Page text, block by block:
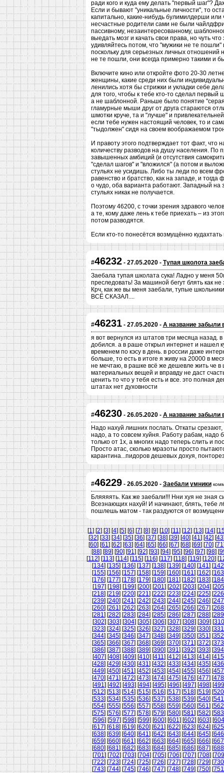
ради кого и куда ему делать "первый шаг"?
Если и бывают "уникальные личности", то
капитально, какие-нибудь булимилдерши
несчастные родители сами не были
пассивному, незаинтересованному,
выедать мозг и качать свои права, но чуть
удивляйтесь потом, что "мужики не те пошли"
поскольку для серьезных личных
не те пошли, они всегда примерно такими и
Включите кино или откройте фото 20-30
женщины, какие среди них были
ленились хотя бы стрижки и укладки себе
для того, чтобы к тебе кто-то сделал первый
а не шаблонной. Раньше было понятие
гламурные мыши друг от друга стараются
шмотки круче, та и "лучше" и
если тебе нужен настоящий человек, то и
"тыдолжен" сидя на своем воображаемом
И правоту этого подтверждает тот факт,
количеству разводов на душу населения. По
завышенных амбиций (и отсутствия
"сделал шагов" и "вложился" (а потом и
стульях не усидишь. Либо ты леди по всем
равенство и братство, как на западе, и
о чудо, оба варианта работают. Западный на
стульях никак не получается.
Поэтому 46200, с точки зрения здравого
а те, кому даже лень к тебе приехать – из
потом разводятся.
Если кто-то понесётся возмущённо
#46232- 27.05.2020 - Тупая школота
Заебала тупая школата сука! Ладно у меня
преследовать! За машиной бегут блять как
Крч, как же вы меня заебали, тупые
ВСЁ СКАЗАЛ....
#46231- 27.05.2020 - А название забыли
я вот вернулся из штатов три месяца назад.
добился. а в раше открыл интернет и нашел
временем по кэсу в день. в россии даже
больше, то есть в итоге я живу на 20000 в
не мечтаю, в рашке всё же дешевле жить че в
материальных вещей и вправду не даст
ценить то что у тебя есть и все. это полная
штатах нет духовности
#46230- 26.05.2020 - А название забыли
Надо нахуй лишних послать. Откаты срезают,
надо, а то совсем хуйня. Работу рабам, надо
только от 1х, а многих надо теперь слить и
Просто атас, сколько мразоты просто
карантина...пидоров дешевых дохуя,
#46229- 26.05.2020 - Заебали умники
Бляяяять. Как же заебали!!! Нни хуя не зная
Всезнающих нахуй! И начинают, блять, тебе
пошлешь матом - так раздуются от
[1] [2] [3] [4] [5] [6] [7] [8] [9] [10] [11] [12] [13] [14] [
[32] [33] [34] [35] [36] [37] [38] [39] [40] [41] [42] [43
[60] [61] [62] [63] [64] [65] [66] [67] [68] [69] [70] [71
[88] [89] [90] [91] [92] [93] [94] [95] [96] [97] [98] [
[112] [113] [114] [115] [116] [117] [118] [119] [120] [
[134] [135] [136] [137] [138] [139] [140] [141] [142
[155] [156] [157] [158] [159] [160] [161] [162] [163
[176] [177] [178] [179] [180] [181] [182] [183] [184
[197] [198] [199] [200] [201] [202] [203] [204] [205
[218] [219] [220] [221] [222] [223] [224] [225] [226
[239] [240] [241] [242] [243] [244] [245] [246] [247
[260] [261] [262] [263] [264] [265] [266] [267] [268
[281] [282] [283] [284] [285] [286] [287] [288] [289
[302] [303] [304] [305] [306] [307] [308] [309] [310
[323] [324] [325] [326] [327] [328] [329] [330] [331
[344] [345] [346] [347] [348] [349] [350] [351] [352
[365] [366] [367] [368] [369] [370] [371] [372] [373
[386] [387] [388] [389] [390] [391] [392] [393] [394
[407] [408] [409] [410] [411] [412] [413] [414] [415
[428] [429] [430] [431] [432] [433] [434] [435] [436
[449] [450] [451] [452] [453] [454] [455] [456] [457
[470] [471] [472] [473] [474] [475] [476] [477] [478
[491] [492] [493] [494] [495] [496] [497] [498] [499
[512] [513] [514] [515] [516] [517] [518] [519] [520
[533] [534] [535] [536] [537] [538] [539] [540] [541
[554] [555] [556] [557] [558] [559] [560] [561] [562
[575] [576] [577] [578] [579] [580] [581] [582] [583
[596] [597] [598] [599] [600] [601] [602] [603] [604
[617] [618] [619] [620] [621] [622] [623] [624] [625
[638] [639] [640] [641] [642] [643] [644] [645] [646
[659] [660] [661] [662] [663] [664] [665] [666] [667
[680] [681] [682] [683] [684] [685] [686] [687] [688
[701] [702] [703] [704] [705] [706] [707] [708] [709
[722] [723] [724] [725] [726] [727] [728] [729] [730
[743] [744] [745] [746] [747] [748] [749] [750] [751